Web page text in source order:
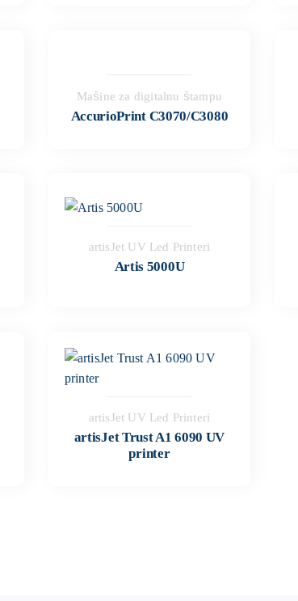
Mašine za digitalnu štampu
AccurioPrint C3070/C3080
artisJet UV Led Printeri
Artis 5000U
artisJet UV Led Printeri
artisJet Trust A1 6090 UV
printer